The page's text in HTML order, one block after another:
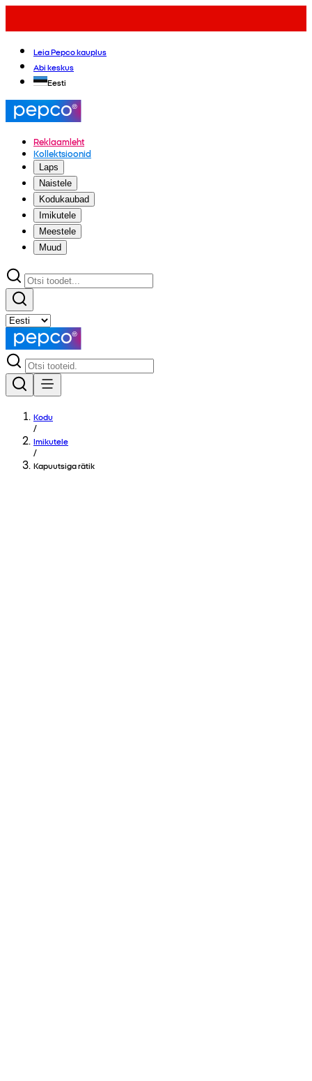
Leia Pepco kauplus
Abi keskus
Eesti
Reklaamleht
Kollektsioonid
Laps
Naistele
Kodukaubad
Imikutele
Meestele
Muud
Kodu
/
Imikutele
/
Kapuutsiga rätik